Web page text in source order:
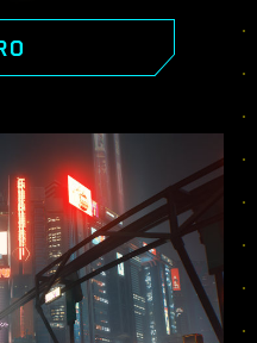
persone attorno a
incarichi per
mentre scopri i
impianto che tutti
cercando di